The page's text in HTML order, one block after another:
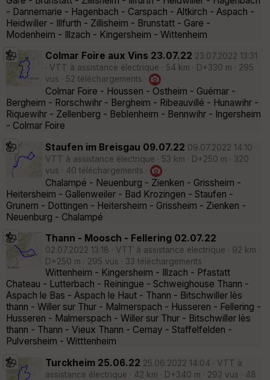
- Dannemarie - Hagenbach - Carspach - Altkirch - Aspach -
Heidwiller - Illfurth - Zillisheim - Brunstatt - Gare -
Modenheim - Illzach - Kingersheim - Wittenheim
Colmar Foire aux Vins 23.07.22 23.07.2022 13:31
· VTT à assistance électrique · 54 km · D+330 m · 295
vus · 52 téléchargements ·
·
Colmar Foire - Houssen - Ostheim - Guémar -
Bergheim - Rorschwihr - Bergheim - Ribeauvillé - Hunawihr -
Riquewihr - Zellenberg - Beblenheim - Bennwihr - Ingersheim
- Colmar Foire
Staufen im Breisgau 09.07.22 09.07.2022 14:10 ·
VTT à assistance électrique · 53 km · D+250 m · 320
vus · 40 téléchargements ·
·
Chalampé - Neuenburg - Zienken - Grissheim -
Heitersheim - Gallenweiler - Bad Krozingen - Staufen -
Grunern - Dottingen - Heitersheim - Grissheim - Zienken -
Neuenburg - Chalampé
Thann - Moosch - Fellering 02.07.22
02.07.2022 13:18 · VTT à assistance électrique · 92 km ·
D+250 m · 295 vus · 33 téléchargements ·
Wittenheim - Kingersheim - Illzach - Pfastatt
Chateau - Lutterbach - Reiningue - Schweighouse Thann -
Aspach le Bas - Aspach le Haut - Thann - Bitschwiller lès
thann - Willer sur Thur - Malmerspach - Husseren - Fellering -
Husseren - Malmerspach - Willer sur Thur - Bitschwiller lès
thann - Thann - Vieux Thann - Cernay - Staffelfelden -
Pulversheim - Witttenheim
Turckheim 25.06.22 25.06.2022 14:04 · VTT à
assistance électrique · 42 km · D+340 m · 292 vus · 48